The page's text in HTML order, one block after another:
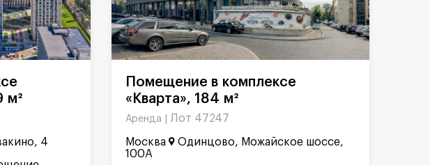
м²
4
«Кварта», 184 м²
Аренда | Лот 47247
Москва
Одинцово, Можайское шоссе,
100А